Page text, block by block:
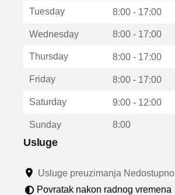
u
u
Tuesday 8:00 - 17:00
Wednesday 8:00 - 17:00
Thursday 8:00 - 17:00
Friday 8:00 - 17:00
Saturday 9:00 - 12:00
Sunday 8:00
Usluge
Usluge preuzimanja Nedostupno
Povratak nakon radnog vremena